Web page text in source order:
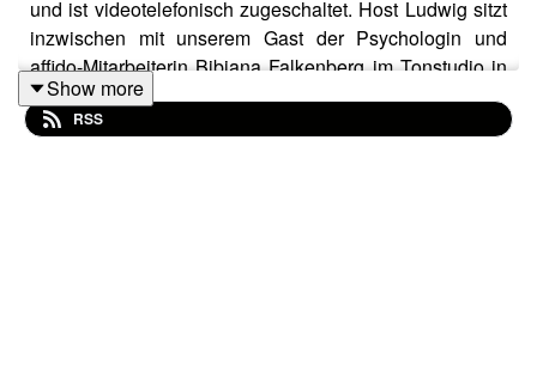
und ist videotelefonisch zugeschaltet. Host Ludwig sitzt
inzwischen mit unserem Gast der Psychologin und
affido-Mitarbeiterin Bibiana Falkenberg im Tonstudio in
Graz. Doch die Distanz lässt sich leicht überbrücken,
denn Bibiana hat interessanten Gesprächsstoff
Show more
RSS